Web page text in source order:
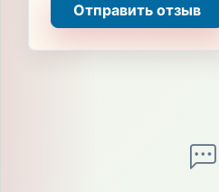
Отправить отзыв